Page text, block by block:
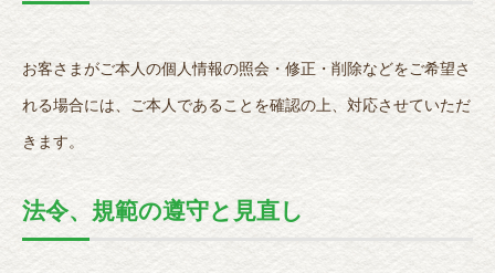
お客さまがご本人の個人情報の照会・修正・削除などをご希望さ
れる場合には、ご本人であることを確認の上、対応させていただ
きます。
法令、規範の遵守と見直し